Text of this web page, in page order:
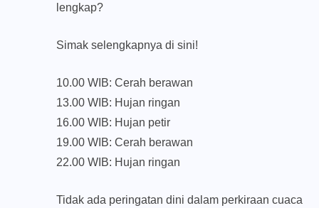
lengkap?
Simak selengkapnya di sini!
10.00 WIB: Cerah berawan
13.00 WIB: Hujan ringan
16.00 WIB: Hujan petir
19.00 WIB: Cerah berawan
22.00 WIB: Hujan ringan
Tidak ada peringatan dini dalam perkiraan cuaca